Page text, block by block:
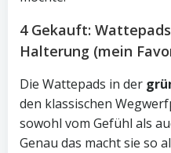
4 Gekauft:
Halterung (mein
Die Wattepads in der
den klassischen
sowohl vom Gefühl als
Genau das macht sie so